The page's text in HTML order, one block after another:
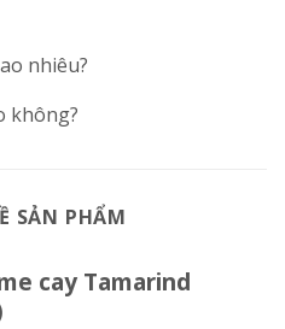
nhiêu?
không?
SẢN PHẨM
cay Tamarind